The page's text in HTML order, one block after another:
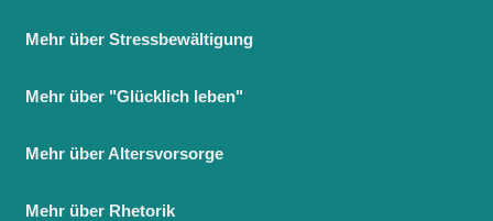
Mehr über Stressbewältigung
Mehr über "Glücklich leben"
Mehr über Altersvorsorge
Mehr über Rhetorik